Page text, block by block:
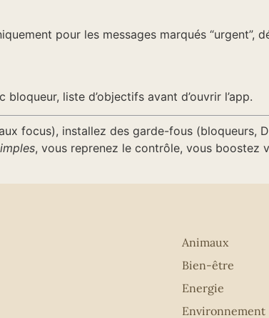
pour les messages marqués “urgent”,
liste d’objectifs avant d’ouvrir l’app.
focus), installez des garde-fous (bloqueurs,
, vous reprenez le contrôle, vous boostez
Animaux
Bien-être
Energie
Environnement